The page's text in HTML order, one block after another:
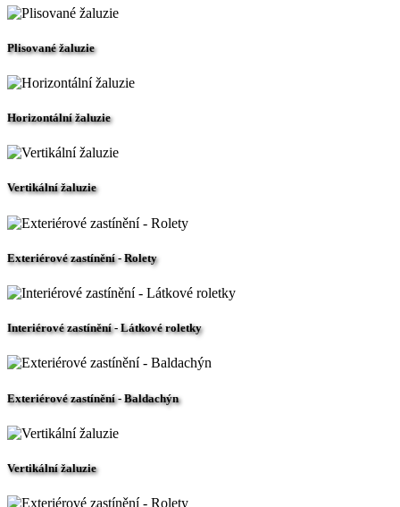
Plisované žaluzie
Horizontální žaluzie
Vertikální žaluzie
Exteriérové zastínění - Rolety
Interiérové zastínění - Látkové roletky
Exteriérové zastínění - Baldachýn
Vertikální žaluzie